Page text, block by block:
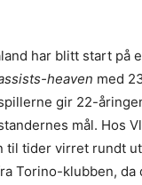
har blitt start på
heaven med
gir 22-
mål. Hos
til tider virret rundt
Torino-klubben, da